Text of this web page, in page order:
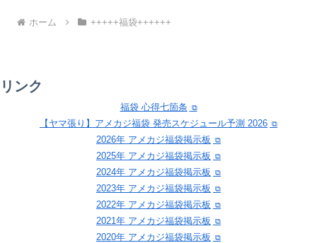
ホーム +++++福袋++++++
リンク
福袋 心得七箇条
【ヤマ張り】アメカジ福袋 発売スケジュール予測 2026
2026年 アメカジ福袋掲示板
2025年 アメカジ福袋掲示板
2024年 アメカジ福袋掲示板
2023年 アメカジ福袋掲示板
2022年 アメカジ福袋掲示板
2021年 アメカジ福袋掲示板
2020年 アメカジ福袋掲示板